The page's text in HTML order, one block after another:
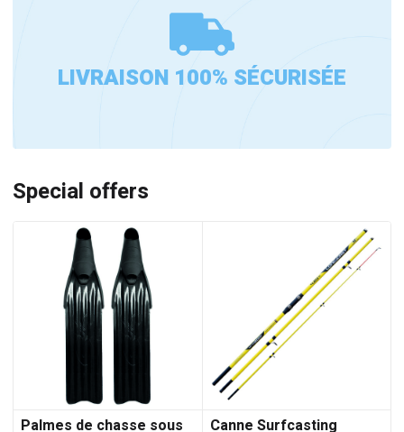
LIVRAISON 100% SÉCURISÉE
Special offers
Palmes de chasse sous Canne Surfcasting